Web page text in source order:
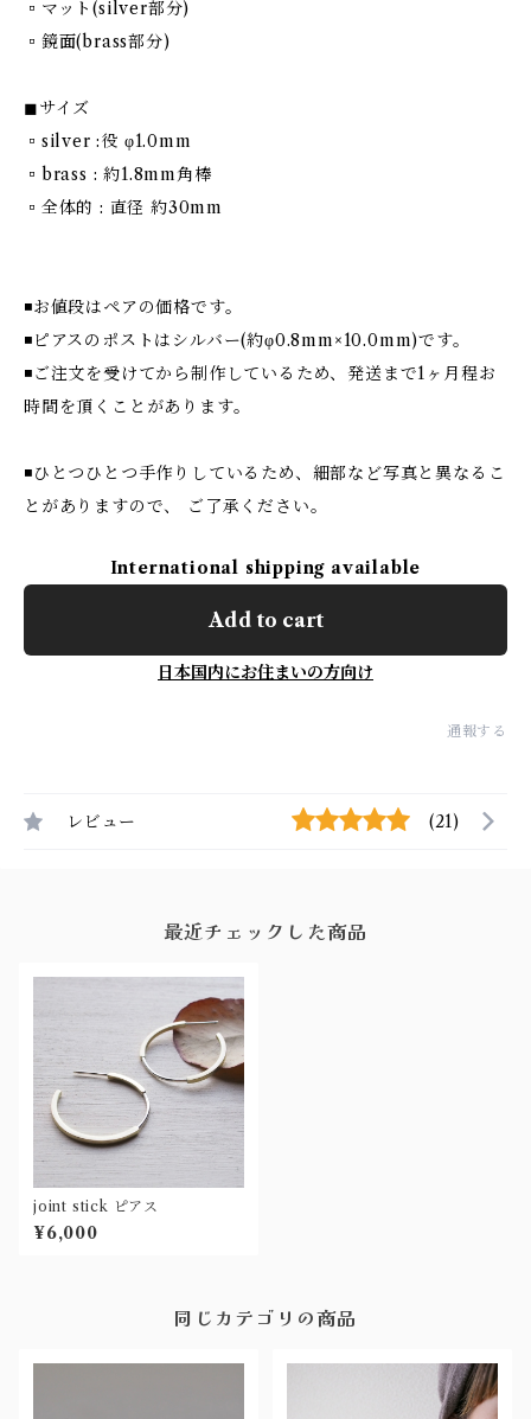
▫︎マット(silver部分)
▫︎鏡面(brass部分)
◼︎サイズ
▫︎silver :役 φ1.0mm
▫︎brass : 約1.8mm角棒
▫︎全体的 : 直径 約30mm
◾️お値段はペアの価格です。
◾️ピアスのポストはシルバー(約φ0.8mm×10.0mm)です。
◾️ご注文を受けてから制作しているため、発送まで1ヶ月程お
時間を頂くことがあります。
◾️ひとつひとつ手作りしているため、細部など写真と異なるこ
とがありますので、 ご了承ください。
International shipping available
Add to cart
日本国内にお住まいの方向け
通報する
レビュー (21)
最近チェックした商品
joint stick ピアス
¥6,000
同じカテゴリの商品